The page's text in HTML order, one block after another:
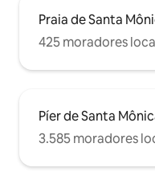
Praia de Santa
425 moradores
Píer de Santa
3.585 moradores